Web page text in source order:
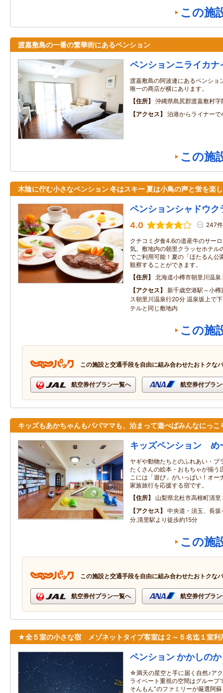
この施
渡嘉敷島の一番の繁華街にあるペンション
ペンションニライカナ
渡嘉敷島の阿波連にあるペンショ
唯一の商店が横にあります。
住所
沖縄県島尻郡渡嘉敷村
アクセス
泊港からライナー
この施
木陰に佇む小さなペンション 冬はスキー 夏は小鳥の声と蛍を楽
ペンションシャドウク
4.0 247件
クチコミ夕食4.6の道産牛のサー
気。敷地内の朝里クラッセホテル
でご利用可能！夏の「ほたるん公
観察することができます。
住所
北海道小樽市朝里川温泉
アクセス
新千歳空港駅～小樽
ス朝里川温泉行20分 温泉坂上で
テルと同じ敷地内
この施
この施設と交通手段を自由に組み合わせたおトクな
航空券付プラン一覧へ 航空券付プラ
キッズもあかちゃんもパパママも、泊まって遊べばみんなにっこ
キッズペンション め
ヤギや動物たちとのふれあい・ブ
たくさんの絵本・おもちゃが揃う
こには「遊び」がいっぱい！オー
家族旅行を応援する宿です。
住所
山梨県北杜市高根町清
アクセス
中央道・須玉、長
分.清里駅より徒歩約15分
この施
この施設と交通手段を自由に組み合わせたおトクな
航空券付プラン一覧へ 航空券付プラ
★全５室の小さな宿 メゾネットタイプ客室は２～５名迄１室利
ペンション かかしの
☆満天の星空と手に届く自然♪ア
ライベート重視の空間はグルー
そんもん”のファミリーが厳選阿